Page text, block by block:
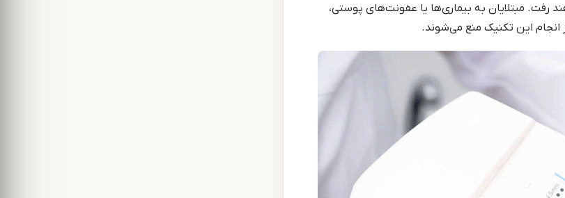
رفت. مبتلایان به بیماری‌ها یا عفونت‌های پوستی،
انجام این تکنیک منع می‌شوند.